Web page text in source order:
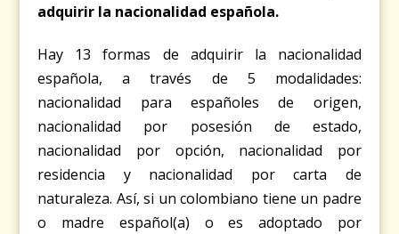
adquirir la nacionalidad española.
Hay 13 formas de adquirir la nacionalidad
española, a través de 5 modalidades:
nacionalidad para españoles de origen,
nacionalidad por posesión de estado,
nacionalidad por opción, nacionalidad por
residencia y nacionalidad por carta de
naturaleza. Así, si un colombiano tiene un padre
o madre español(a) o es adoptado por